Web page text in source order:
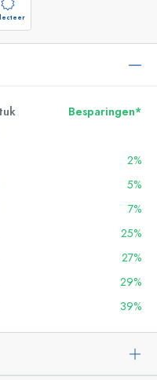
Besparingen*
2%
5%
7%
25%
27%
29%
39%